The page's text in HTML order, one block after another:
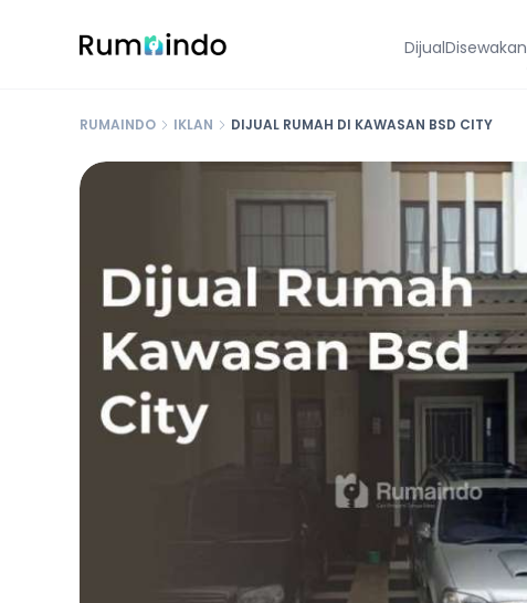
DijualDisewakan
RUMAINDO IKLAN DIJUAL RUMAH DI KAWASAN BSD CITY